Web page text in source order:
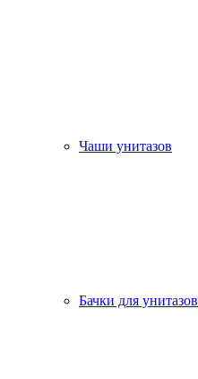
Чаши унитазов
Бачки для унитазов